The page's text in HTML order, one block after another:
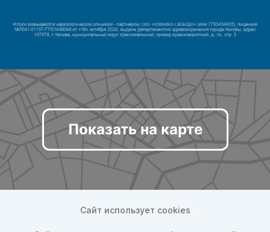
Показать на карте
Сайт использует cookies